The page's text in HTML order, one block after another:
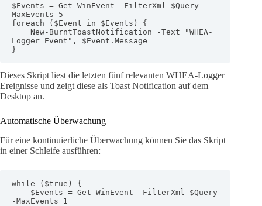
$Events = Get-WinEvent -FilterXml $Query -
MaxEvents 5
foreach ($Event in $Events) {
Logger Event", $Event.Message
}
Dieses Skript liest die letzten fünf relevanten WHEA-Logger
Ereignisse und zeigt diese als Toast Notification auf dem
Desktop an.
Automatische Überwachung
Für eine kontinuierliche Überwachung können Sie das Skript
in einer Schleife ausführen:
while ($true) {
-MaxEvents 1